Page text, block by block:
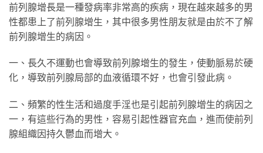
前列腺增長是一種發病率非常高的疾病，現在越來越多的男
性都患上了前列腺增生，其中很多男性朋友就是由於不了解
前列腺增生的病因。
一、長久不運動也會導致前列腺增生的發生，使動脈易於硬
化，導致前列腺局部的血液循環不好，也會引發此病。
二、頻繁的性生活和過度手淫也是引起前列腺增生的病因之
一，有這些行為的男性，容易引起性器官充血，進而使前列
腺組織因持久鬱血而增大。